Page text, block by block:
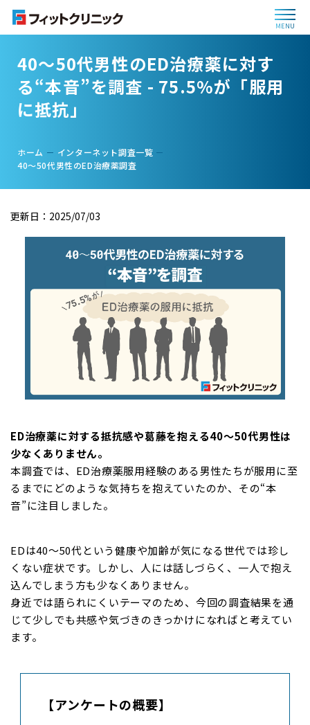
MENU
40〜50代男性のED治療薬に対す
る“本音”を調査 - 75.5%が「服用
に抵抗」
ホーム
インターネット調査一覧
40〜50代男性のED治療薬調査
更新日：2025/07/03
ED治療薬に対する抵抗感や葛藤を抱える40〜50代男性は
少なくありません。
本調査では、ED治療薬服用経験のある男性たちが服用に至
るまでにどのような気持ちを抱えていたのか、その“本
音”に注目しました。
EDは40〜50代という健康や加齢が気になる世代では珍し
くない症状です。しかし、人には話しづらく、一人で抱え
込んでしまう方も少なくありません。
身近では語られにくいテーマのため、今回の調査結果を通
じて少しでも共感や気づきのきっかけになればと考えてい
ます。
【アンケートの概要】